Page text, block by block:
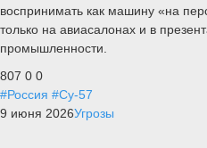
воспринимать как машину «на
только на авиасалонах и в
промышленности.
807 0 0
#Россия #Су-57
9 июня 2026Угрозы